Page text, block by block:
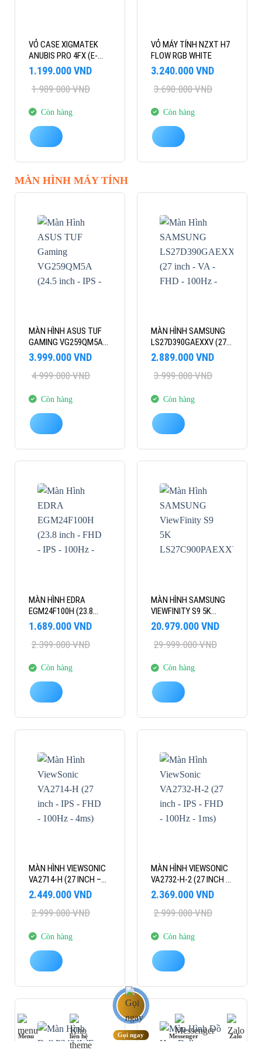
VỎ CASE XIGMATEK
ANUBIS PRO 4FX (E-
ATX/MID TOWER/MÀU
ĐEN/4FAN)
1.989.000VND
Giá
là:
1.199.000VND
Giá
tại
1.199.000 VND.
Còn hàng
VỎ MÁY TÍNH NZXT H7
FLOW RGB WHITE
3.690.000VND
Giá
là:
3.240.000VND
Giá
tại
3.240.000 VND.
Còn hàng
MÀN HÌNH MÁY TÍNH
-20%
MÀN HÌNH ASUS TUF
GAMING VG259QM5A
(24.5 INCH – IPS – FHD
– 0.3MS – 240HZ –
SPEAKER)
4.999.000VND
Giá
là:
3.999.000VND
Giá
tại
3.999.000 VND.
Còn hàng
-28%
MÀN HÌNH SAMSUNG
LS27D390GAEXXV (27
INCH – VA – FHD –
100HZ – 4MS – CONG)
3.999.000VND
Giá
là:
2.889.000VND
Giá
tại
2.889.000 VND.
Còn hàng
-30%
MÀN HÌNH EDRA
EGM24F100H (23.8
INCH – FHD – IPS –
100HZ – 1MS)
2.399.000VND
Giá
là:
1.689.000VND
Giá
tại
1.689.000 VND.
Còn hàng
-30%
MÀN HÌNH SAMSUNG
VIEWFINITY S9 5K
LS27C900PAEXXV (27
INCH – IPS – 5K – 60HZ
– 5MS- SPEAKER –
29.999.000VND
Giá
là:
20.979.000VND
Giá
tại
20.979.000 VND.
Còn hàng
-18%
MÀN HÌNH VIEWSONIC
VA2714-H (27 INCH –
IPS – FHD – 100HZ –
2.999.000VND
Giá
là:
2.449.000VND
Giá
tại
2.449.000 VND.
Còn hàng
-21%
MÀN HÌNH VIEWSONIC
VA2732-H-2 (27 INCH –
IPS – FHD – 100HZ –
2.999.000VND
Giá
là:
2.369.000VND
Giá
tại
2.369.000 VND.
Còn hàng
-10% -8%
Menu liên hệ Gọi ngay Messenger Zalo